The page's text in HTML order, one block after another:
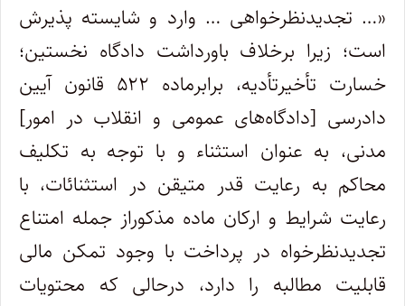
«… تجدیدنظرخواهی … وارد و شایسته پذیرش
است؛ زیرا برخلاف باورداشت دادگاه نخستین؛
خسارت تأخیرتأدیه، برابرماده ۵۲۲ قانون آیین
دادرسی [دادگاه‌های عمومی و انقلاب در امور]
مدنی، به عنوان استثناء و با توجه به تکلیف
محاکم به رعایت قدر متیقن در استثنائات، با
رعایت شرایط و ارکان ماده مذکوراز جمله امتناع
تجدیدنظرخواه در پرداخت با وجود تمکن مالی
قابلیت مطالبه را دارد، درحالی که محتویات